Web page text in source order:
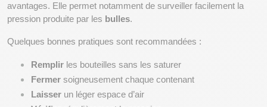
avantages. Elle permet notamment de surveiller facilement la
pression produite par les bulles.
Quelques bonnes pratiques sont recommandées :
Remplir les bouteilles sans les saturer
Fermer soigneusement chaque contenant
Laisser un léger espace d’air